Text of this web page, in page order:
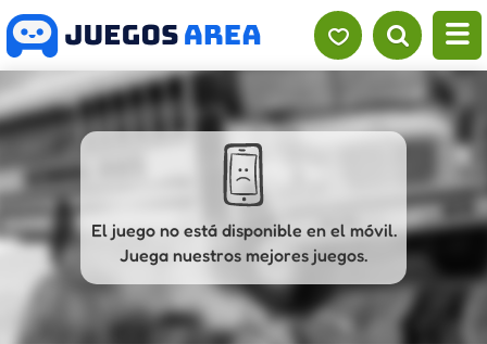
El juego no está disponible en el móvil.
Juega nuestros mejores juegos.